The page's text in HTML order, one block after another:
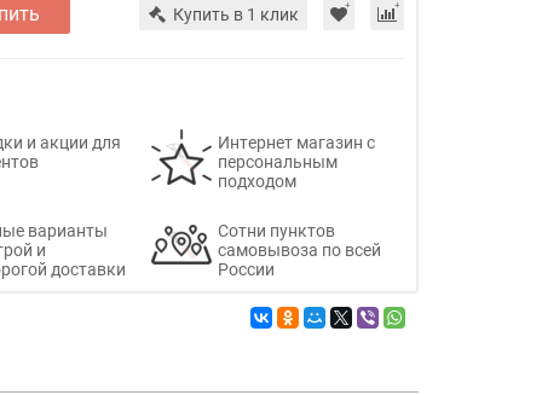
Купить в 1 клик
и акции для
Интернет магазин с
персональным
подходом
варианты
и
доставки
Сотни пунктов
самовывоза по всей
России